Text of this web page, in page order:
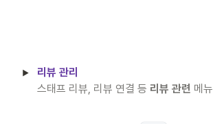
리뷰 관리
스태프 리뷰, 리뷰 연결 등 리뷰 관련 메뉴